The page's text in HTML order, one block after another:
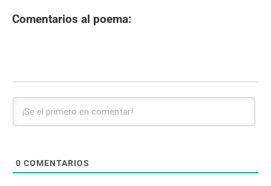
Comentarios al poema:
0 COMENTARIOS